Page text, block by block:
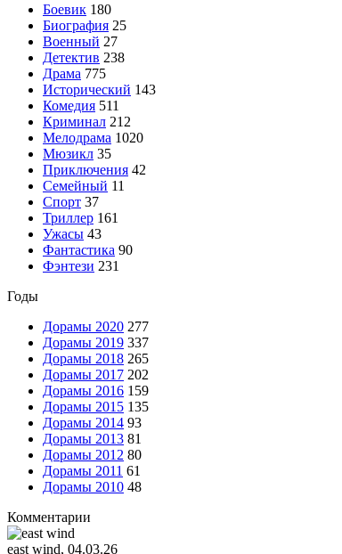
Боевик 180
Биография 25
Военный 27
Детектив 238
Драма 775
Исторический 143
Комедия 511
Криминал 212
Мелодрама 1020
Мюзикл 35
Приключения 42
Семейный 11
Спорт 37
Триллер 161
Ужасы 43
Фантастика 90
Фэнтези 231
Годы
Дорамы 2020 277
Дорамы 2019 337
Дорамы 2018 265
Дорамы 2017 202
Дорамы 2016 159
Дорамы 2015 135
Дорамы 2014 93
Дорамы 2013 81
Дорамы 2012 80
Дорамы 2011 61
Дорамы 2010 48
Комментарии
east wind, 04.03.26